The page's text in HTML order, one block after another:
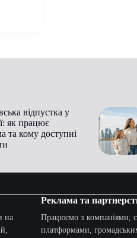
відпустка у
як працює
та кому доступні
на
Реклама та
Працюємо з компаніями,
платформами,